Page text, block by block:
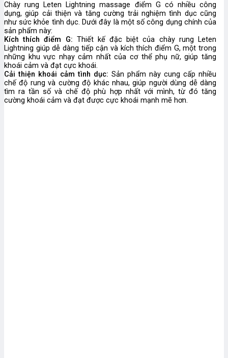
Chày rung Leten Lightning massage điểm G có nhiều công
dụng, giúp cải thiện và tăng cường trải nghiệm tình dục cũng
như sức khỏe tình dục. Dưới đây là một số công dụng chính của
sản phẩm này:
Kích thích điểm G: Thiết kế đặc biệt của chày rung Leten
Lightning giúp dễ dàng tiếp cận và kích thích điểm G, một trong
những khu vực nhạy cảm nhất của cơ thể phụ nữ, giúp tăng
khoái cảm và đạt cực khoái.
Cải thiện khoái cảm tình dục: Sản phẩm này cung cấp nhiều
chế độ rung và cường độ khác nhau, giúp người dùng dễ dàng
tìm ra tần số và chế độ phù hợp nhất với mình, từ đó tăng
cường khoái cảm và đạt được cực khoái mạnh mẽ hơn.